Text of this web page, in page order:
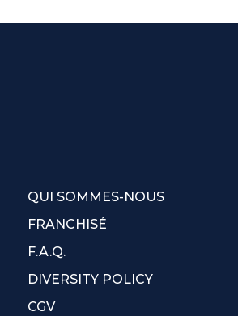
QUI SOMMES-NOUS
FRANCHISÉ
F.A.Q.
DIVERSITY POLICY
CGV